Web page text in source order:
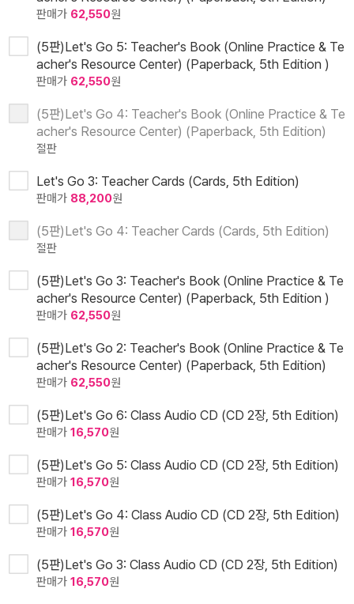
판매가 62,550원
(5판)Let's Go 5: Teacher's Book (Online Practice & Te
acher's Resource Center) (Paperback, 5th Edition )
판매가 62,550원
(5판)Let's Go 4: Teacher's Book (Online Practice & Te
acher's Resource Center) (Paperback, 5th Edition)
절판
Let's Go 3: Teacher Cards (Cards, 5th Edition)
판매가 88,200원
(5판)Let's Go 4: Teacher Cards (Cards, 5th Edition)
절판
(5판)Let's Go 3: Teacher's Book (Online Practice & Te
acher's Resource Center) (Paperback, 5th Edition )
판매가 62,550원
(5판)Let's Go 2: Teacher's Book (Online Practice & Te
acher's Resource Center) (Paperback, 5th Edition)
판매가 62,550원
(5판)Let's Go 6: Class Audio CD (CD 2장, 5th Edition)
판매가 16,570원
(5판)Let's Go 5: Class Audio CD (CD 2장, 5th Edition)
판매가 16,570원
(5판)Let's Go 4: Class Audio CD (CD 2장, 5th Edition)
판매가 16,570원
(5판)Let's Go 3: Class Audio CD (CD 2장, 5th Edition)
판매가 16,570원